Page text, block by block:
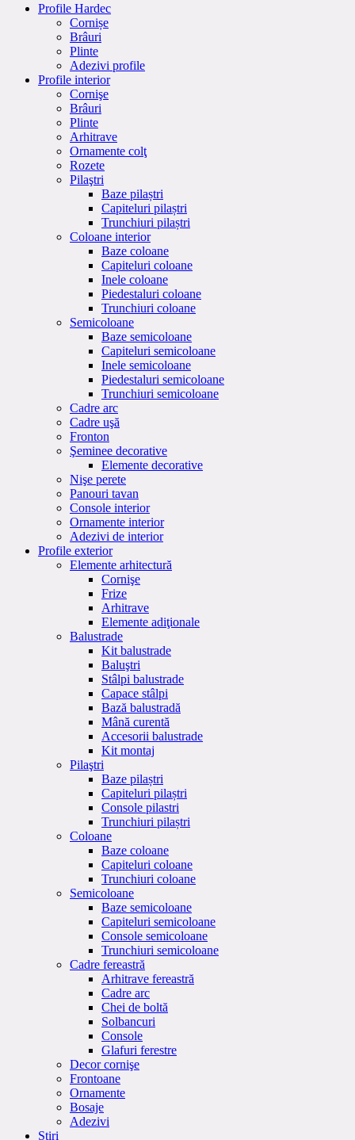
Profile Hardec
Cornișe
Brâuri
Plinte
Adezivi profile
Profile interior
Cornişe
Brâuri
Plinte
Arhitrave
Ornamente colţ
Rozete
Pilaştri
Baze pilaștri
Capiteluri pilaștri
Trunchiuri pilaștri
Coloane interior
Baze coloane
Capiteluri coloane
Inele coloane
Piedestaluri coloane
Trunchiuri coloane
Semicoloane
Baze semicoloane
Capiteluri semicoloane
Inele semicoloane
Piedestaluri semicoloane
Trunchiuri semicoloane
Cadre arc
Cadre uşă
Fronton
Şeminee decorative
Elemente decorative
Nişe perete
Panouri tavan
Console interior
Ornamente interior
Adezivi de interior
Profile exterior
Elemente arhitectură
Cornişe
Frize
Arhitrave
Elemente adiţionale
Balustrade
Kit balustrade
Baluştri
Stâlpi balustrade
Capace stâlpi
Bază balustradă
Mână curentă
Accesorii balustrade
Kit montaj
Pilaştri
Baze pilaștri
Capiteluri pilaștri
Console pilastri
Trunchiuri pilaștri
Coloane
Baze coloane
Capiteluri coloane
Trunchiuri coloane
Semicoloane
Baze semicoloane
Capiteluri semicoloane
Console semicoloane
Trunchiuri semicoloane
Cadre fereastră
Arhitrave fereastră
Cadre arc
Chei de boltă
Solbancuri
Console
Glafuri ferestre
Decor cornişe
Frontoane
Ornamente
Bosaje
Adezivi
Stiri